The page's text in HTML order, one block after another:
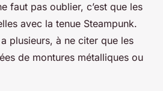
faut pas oublier, c’est que les
avec la tenue Steampunk.
plusieurs, à ne citer que les
de montures métalliques ou